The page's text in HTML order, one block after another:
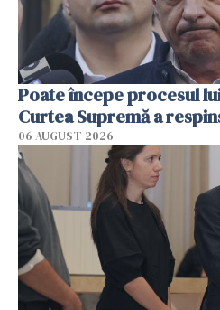
Poate începe procesul
Curtea Supremă a
06 AUGUST 2026